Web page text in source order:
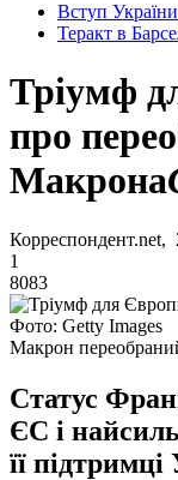
Вступ
Теракт в
Тріумф
про
Макрона
Корреспондент.net,
1
8083
Фото: Getty Images
Макрон
Статус
ЄС і
її